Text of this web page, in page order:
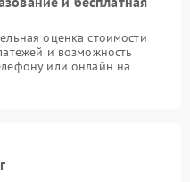
оценка стоимости
и возможность
или онлайн на